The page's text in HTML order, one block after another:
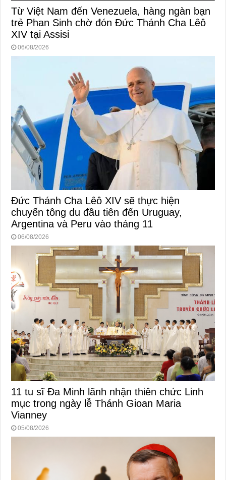
Từ Việt Nam đến Venezuela, hàng ngàn bạn
trẻ Phan Sinh chờ đón Đức Thánh Cha Lêô
XIV tại Assisi
06/08/2026
Đức Thánh Cha Lêô XIV sẽ thực hiện
chuyến tông du đầu tiên đến Uruguay,
Argentina và Peru vào tháng 11
06/08/2026
11 tu sĩ Đa Minh lãnh nhận thiên chức Linh
mục trong ngày lễ Thánh Gioan Maria
Vianney
05/08/2026